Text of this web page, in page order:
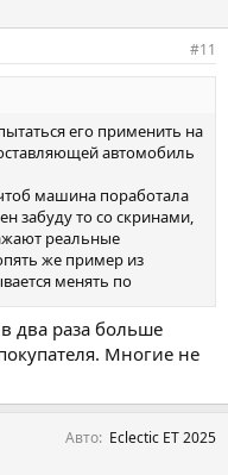
#11
его применить на
автомобиль
машина поработала
забуду то со скринами,
реальные
же пример из
менять по
холодная зима отец
машину,через месяц (
на сервис - свечи
производителя
два раза больше
Многие не
Авто Eclectic ET 2025